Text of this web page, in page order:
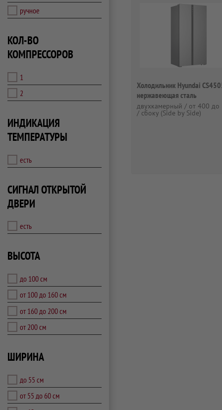
ручное
КОЛ-ВО
КОМПРЕССОРОВ
1
2
ИНДИКАЦИЯ
ТЕМПЕРАТУРЫ
есть
СИГНАЛ ОТКРЫТОЙ
ДВЕРИ
есть
ВЫСОТА
до 100 см
от 100 до 160 см
от 160 до 200 см
от 200 см
ШИРИНА
до 55 см
от 55 до 60 см
Холодильник Hyundai
нержавеющая сталь
двухкамерный / от 400 до
/ сбоку (Side by Side)